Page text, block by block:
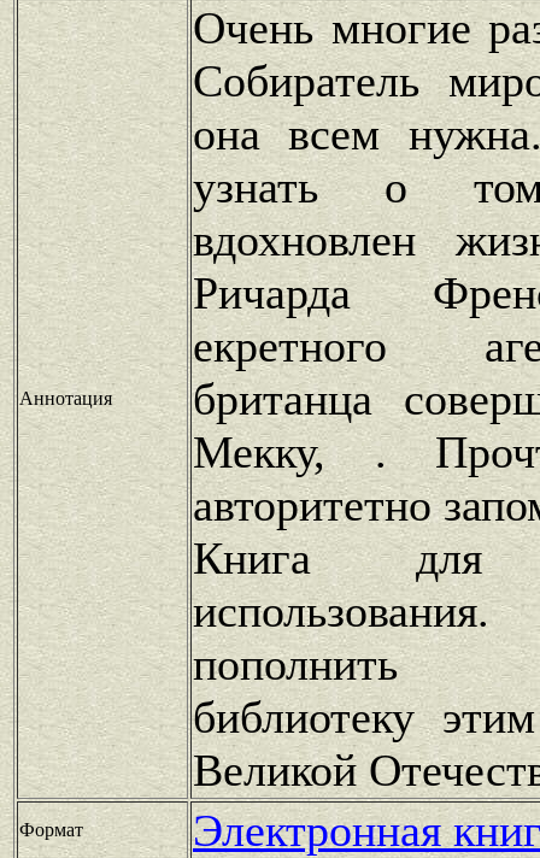
Аннотация
Очень многие
Собиратель
она всем
узнать о
вдохновлен
Ричарда
екретного
британца
Мекку, .
авторитетно
Книга для
пополнить
библиотеку
Великой
Формат Электронная